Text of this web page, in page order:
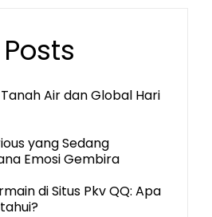
Air dan Global Hari
yang Sedang
Emosi Gembira
di Situs Pkv QQ: Apa